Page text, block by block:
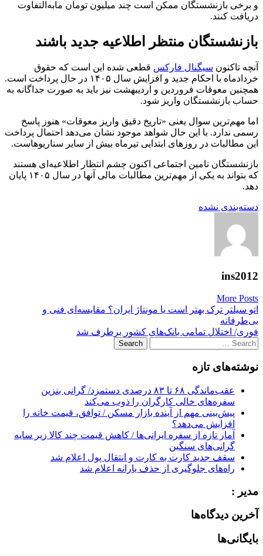
و برخی بازنشستگان ممکن است چند میلیون تومان مابه‌التفاوت
دریافت کنند.
بازنشستگان منتظر اطلاعیه جدید باشند
آنچه تاکنون سیگنال فارکس قطعی شده این است که حقوق
خردادماه با احکام جدید و افزایش سال ۱۴۰۵ در حال پرداخت است.
همچنین معوقات فروردین و اردیبهشت نیز باید به صورت جداگانه به
حساب بازنشستگان واریز شود.
اما مهم‌ترین سوال یعنی «تاریخ دقیق واریز معوقات» هنوز پاسخ
رسمی ندارد. با این حال شواهد موجود نشان می‌دهد احتمال پرداخت
این مطالبات در روزهای ابتدایی تیرماه بیش از سایر سناریوهاست.
بازنشستگان تامین اجتماعی اکنون چشم انتظار اطلاعیه‌ای هستند
که بتواند به یکی از مهم‌ترین مطالبات مالی آنها در سال ۱۴۰۵ پایان
دهد.
دسته‌بندی نشده
ins2012
More Posts
Post
navigation
اتو سیلتر ترک بهتر است یا مونتاژ ایران؟ مقایسه‌ای فنی و
بی‌طرفانه
فوری/ اختلال تمامی بانک‌های کشور برطرف شد
Search
for:
نوشته‌های تازه
عقب‌ماندگی ۶۸ تا ۸۳ درصدی دستمزد/ گرانی بنزین
سفره‌های خالی کارگران را ذوب می‌کند
پیش‌بینی مهم از آینده بازار مسکن / توافق، قیمت خانه را
افزایش می‌دهد؟
آمار تازه از سفره ایرانی‌ها / کاهش قیمت چند کالا زیر سایه
گرانی‌های سنگین
سقف جدید کارت به کارت و انتقال پول اعلام شد
راه‌های جلوگیری از حذف یارانه اعلام شد
مدیر :
آخرین دیدگاه‌ها
بایگانی‌ها